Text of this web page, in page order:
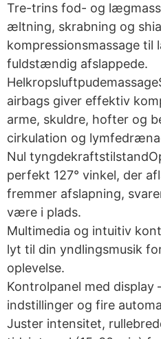
Tre-trins fod- og
æltning, skrabning og
kompressionsmassage til
fuldstændig afslappede.
airbags giver effektiv
arme, skuldre, hofter og
cirkulation og
Nul
perfekt 127° vinkel, der
fremmer afslapning,
være i plads.
Multimedia og intuitiv
lyt til din yndlingsmusik
oplevelse.
Kontrolpanel med display
indstillinger og fire
Juster intensitet,